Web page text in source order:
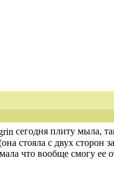
сегодня плиту мыла,
стояла с двух сторон
что вообще смогу ее